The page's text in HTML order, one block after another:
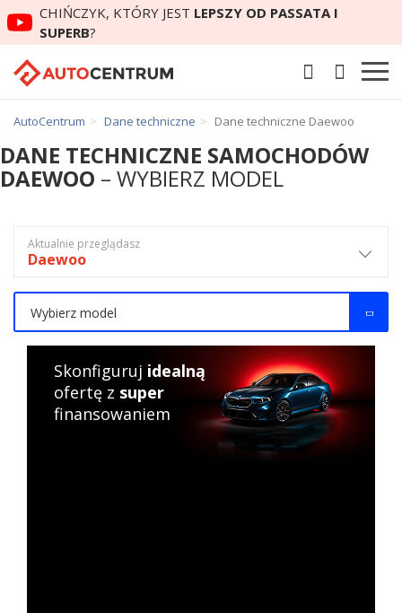
CHIŃCZYK, KTÓRY JEST LEPSZY OD PASSATA I
SUPERB?
AutoCentrum Dane techniczne Dane techniczne Daewoo
DANE TECHNICZNE SAMOCHODÓW
DAEWOO – WYBIERZ MODEL
Aktualnie przeglądasz
Daewoo
Wybierz model
Skonfiguruj idealną
ofertę z super
finansowaniem